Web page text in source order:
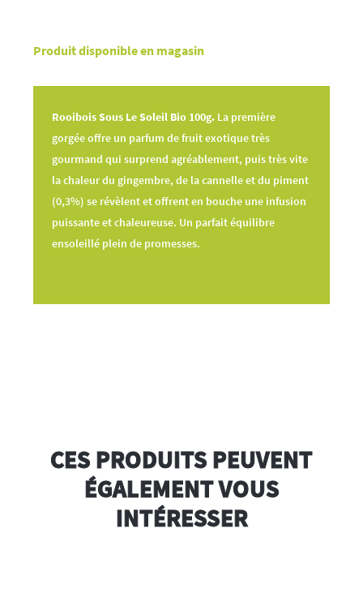
Produit disponible en magasin
Rooibois Sous Le Soleil Bio 100g. La première
gorgée offre un parfum de fruit exotique très
gourmand qui surprend agréablement, puis très vite
la chaleur du gingembre, de la cannelle et du piment
(0,3%) se révèlent et offrent en bouche une infusion
puissante et chaleureuse. Un parfait équilibre
ensoleillé plein de promesses.
CES PRODUITS PEUVENT
ÉGALEMENT VOUS
INTÉRESSER